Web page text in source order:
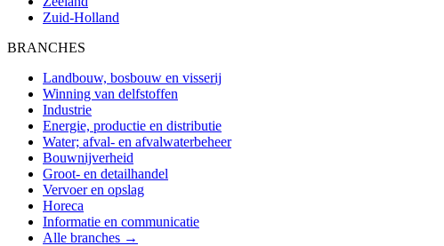
Zuid-Holland
BRANCHES
Landbouw, bosbouw en visserij
Winning van delfstoffen
Industrie
Energie, productie en distributie
Water; afval- en afvalwaterbeheer
Bouwnijverheid
Groot- en detailhandel
Vervoer en opslag
Horeca
Informatie en communicatie
Alle branches →